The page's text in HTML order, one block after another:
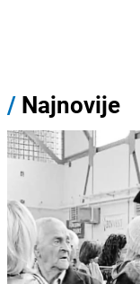
/ Najnovije